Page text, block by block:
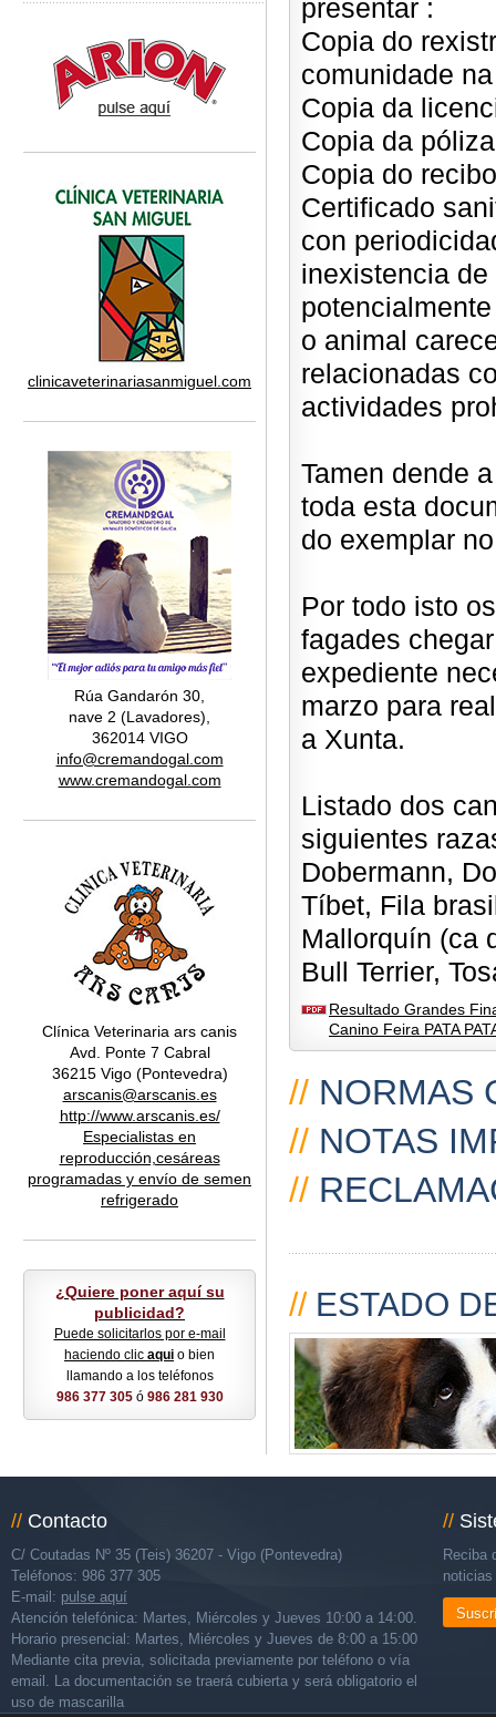
clinicaveterinariasanmiguel.com
Rúa Gandarón 30,
nave 2 (Lavadores),
362014 VIGO
info@cremandogal.com
www.cremandogal.com
Clínica Veterinaria ars canis
Avd. Ponte 7 Cabral
36215 Vigo (Pontevedra)
arscanis@arscanis.es
http://www.arscanis.es/
Especialistas en
reproducción,cesáreas
programadas y envío de semen
refrigerado
¿Quiere poner aquí su
publicidad?
Puede solicitarlos por e-mail
haciendo clic aqui o bien
llamando a los teléfonos
986 377 305ó 986 281 930
presentar :
Copia do
comunidade
Copia da
Copia da
Copia do
Certificado
con
inexistencia
o animal
relacionadas
actividades
Tamen dende
toda esta
do exemplar
Por todo isto
fagades
expediente
marzo para
a Xunta.
Listado dos
siguientes
Dobermann,
Tíbet, Fila
Mallorquín (ca
Bull Terrier,
Resultado Grandes
Canino Feira PATA
// NORMAS
// NOTAS
//
//ESTADO
// Contacto
C/ Coutadas Nº 35 (Teis) 36207 - Vigo (Pontevedra)
Teléfonos: 986 377 305
E-mail: pulse aquí
Atención telefónica: Martes, Miércoles y Jueves 10:00 a 14:00.
Horario presencial: Martes, Miércoles y Jueves de 8:00 a 15:00
Mediante cita previa, solicitada previamente por teléfono o vía
email. La documentación se traerá cubierta y será obligatorio el
uso de mascarilla
//
Reciba